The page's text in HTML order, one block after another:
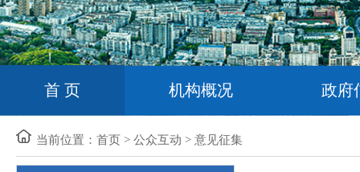
首 页 机构概况 政府
当前位置： 首页 > 公众互动 > 意见征集